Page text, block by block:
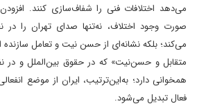
می‌دهد اختلافات فنی را شفاف‌سازی کنند.
صورت وجود اختلاف، نه‌تنها صدای تهران را در
می‌کند؛ بلکه نشانه‌ای از حسن نیت و تعامل
متقابل و حسن‌نیت» که در حقوق بین‌الملل و در
همخوانی دارد؛ به‌این‌ترتیب، ایران از موضع
فعال تبدیل می‌شود.